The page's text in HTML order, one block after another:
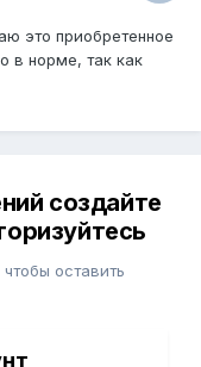
это приобретенное
в норме, так как
создайте
оставить